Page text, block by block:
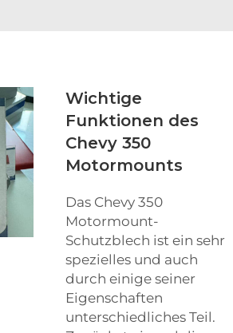
Wichtige
Funktionen des
Chevy 350
Motormounts
Das Chevy 350
Motormount-
Schutzblech ist ein sehr
spezielles und auch
durch einige seiner
Eigenschaften
unterschiedliches Teil.